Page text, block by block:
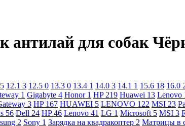
антилай для собак
5 12.1 3 12.5 0 13.3 0 13.4 1 14.0 3 14.1 1 15.6 18 16.0
1 Gigabyte 4 Honor 1 HP 219 Huawei 13 Lenovo
3 HP 167 HUAWEI 5 LENOVO 122 MSI 23
56 Dell 24 HP46 Lenovo 41 LG 1 Microsoft 5 MSI 3
2 Sony 1 Зарядка на квадракоптер 2 Матрицы в